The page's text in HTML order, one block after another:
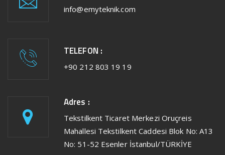
info@emyteknik.com
TELEFON :
+90 212 803 19 19
Adres :
Tekstilkent Ticaret Merkezi Oruçreis
Mahallesi Tekstilkent Caddesi Blok No: A13
No: 51-52 Esenler İstanbul/TÜRKİYE